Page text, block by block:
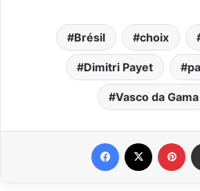
Brésil choix
Dimitri Payet
Vasco da Gama